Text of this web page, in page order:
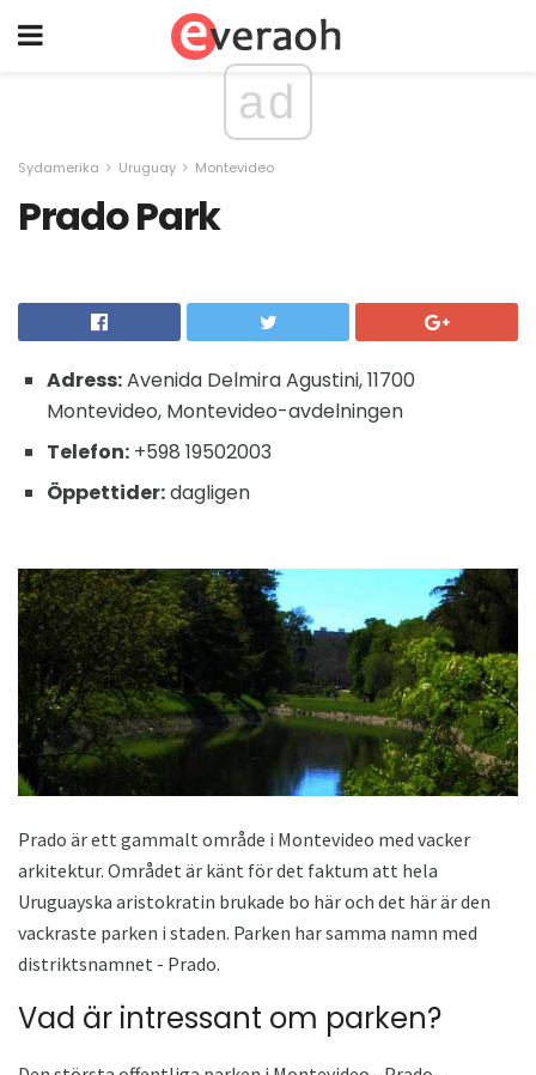
ad
Sydamerika Uruguay Montevideo
Prado Park
Adress:Avenida Delmira Agustini, 11700
Montevideo, Montevideo-avdelningen
Telefon: +598 19502003
Öppettider:dagligen
Prado är ett gammalt område i Montevideo med vacker
arkitektur. Området är känt för det faktum att hela
Uruguayska aristokratin brukade bo här och det här är den
vackraste parken i staden. Parken har samma namn med
distriktsnamnet - Prado.
Vad är intressant om parken?